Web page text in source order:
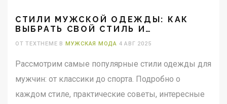
СТИЛИ МУЖСКОЙ ОДЕЖДЫ: КАК
ВЫБРАТЬ СВОЙ СТИЛЬ И
ОТ TEXTHEME В МУЖСКАЯ МОДА 4 АВГ 2025
Рассмотрим самые популярные стили одежды для
мужчин: от классики до спорта. Подробно о
каждом стиле, практические советы, интересные